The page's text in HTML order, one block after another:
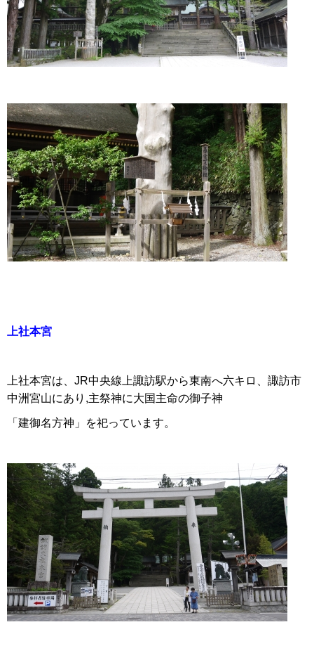
上社本宮
上社本宮は、JR中央線上諏訪駅から東南へ六キロ、諏訪市
中洲宮山にあり,主祭神に大国主命の御子神
「建御名方神」を祀っています。